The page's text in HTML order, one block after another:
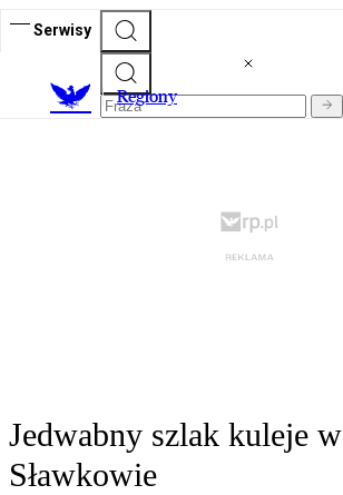
Serwisy
Regiony
Jedwabny szlak kuleje w
Sławkowie